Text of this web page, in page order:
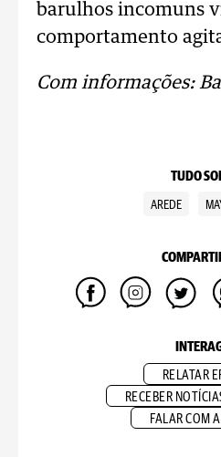
barulhos incomuns
comportamento
Com informações:
TUDO
AREDE
RELATAR
RECEBER
FALAR COM